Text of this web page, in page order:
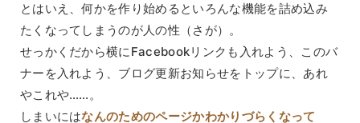
とはいえ、何かを作り始めるといろんな機能を詰め込み
たくなってしまうのが人の性（さが）。
せっかくだから横にFacebookリンクも入れよう、このバ
ナーを入れよう、ブログ更新お知らせをトップに、あれ
やこれや……。
しまいにはなんのためのページかわかりづらくなって